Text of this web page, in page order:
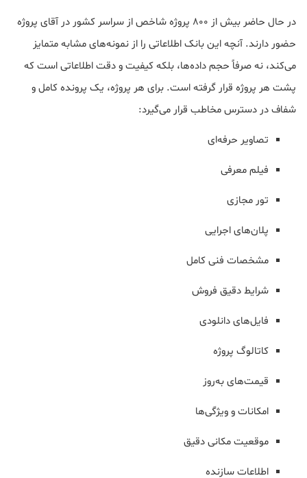
در حال حاضر بیش از 800 پروژه شاخص از سراسر کشور در آقای پروژه
حضور دارند. آنچه این بانک اطلاعاتی را از نمونه‌های مشابه متمایز
می‌کند، نه صرفاً حجم داده‌ها، بلکه کیفیت و دقت اطلاعاتی است که
پشت هر پروژه قرار گرفته است. برای هر پروژه، یک پرونده کامل و
شفاف در دسترس مخاطب قرار می‌گیرد:
تصاویر حرفه‌ای
فیلم معرفی
تور مجازی
پلان‌های اجرایی
مشخصات فنی کامل
شرایط دقیق فروش
فایل‌های دانلودی
کاتالوگ پروژه
قیمت‌های به‌روز
امکانات و ویژگی‌ها
موقعیت مکانی دقیق
اطلاعات سازنده